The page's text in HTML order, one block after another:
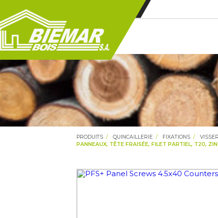
PRODUITS QUINCAILLERIE FIXATIONS
PANNEAUX, TÊTE FRAISÉE, FILET PARTIEL, T20,